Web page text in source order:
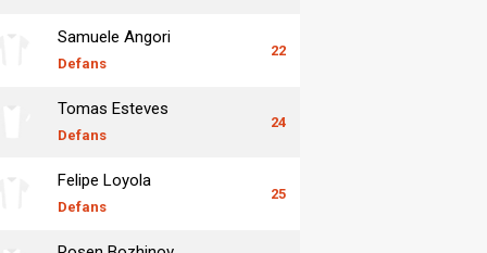
Samuele Angori
Defans
22
Tomas Esteves
Defans
24
Felipe Loyola
Defans
25